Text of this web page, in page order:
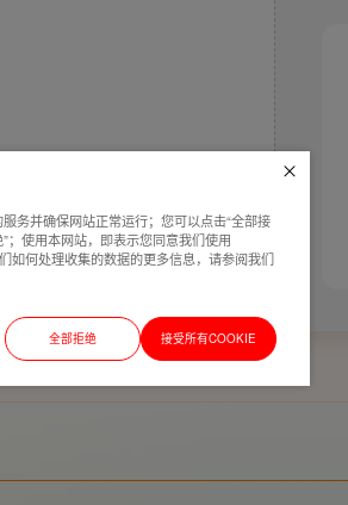
务并确保网站正常运行；您可以点击“全部接
；使用本网站，即表示您同意我们使用
如何处理收集的数据的更多信息，请参阅我们
全部拒绝 接受所有COOKIE